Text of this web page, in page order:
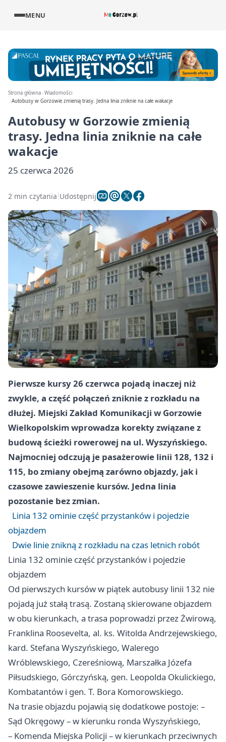
MENU
Strona główna Wiadomości
Autobusy w Gorzowie zmienią trasy. Jedna linia zniknie na całe wakacje
Autobusy w Gorzowie zmienią
trasy. Jedna linia zniknie na całe
wakacje
25 czerwca 2026
2 min czytania Udostępnij
Pierwsze kursy 26 czerwca pojadą inaczej niż
zwykle, a część połączeń zniknie z rozkładu na
dłużej. Miejski Zakład Komunikacji w Gorzowie
Wielkopolskim wprowadza korekty związane z
budową ścieżki rowerowej na ul. Wyszyńskiego.
Najmocniej odczują je pasażerowie linii 128, 132 i
115, bo zmiany obejmą zarówno objazdy, jak i
czasowe zawieszenie kursów. Jedna linia
pozostanie bez zmian.
Linia 132 ominie część przystanków i pojedzie
objazdem
Dwie linie znikną z rozkładu na czas letnich robót
Linia 132 ominie część przystanków i pojedzie
objazdem
Od pierwszych kursów w piątek autobusy linii 132 nie
pojadą już stałą trasą. Zostaną skierowane objazdem
w obu kierunkach, a trasa poprowadzi przez Żwirową,
Franklina Roosevelta, al. ks. Witolda Andrzejewskiego,
kard. Stefana Wyszyńskiego, Walerego
Wróblewskiego, Czereśniową, Marszałka Józefa
Piłsudskiego, Górczyńską, gen. Leopolda Okulickiego,
Kombatantów i gen. T. Bora Komorowskiego.
Na trasie objazdu pojawią się dodatkowe postoje: –
Sąd Okręgowy – w kierunku ronda Wyszyńskiego,
– Komenda Miejska Policji – w kierunkach przeciwnych